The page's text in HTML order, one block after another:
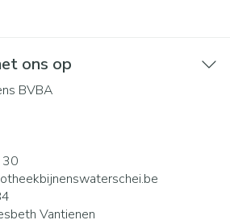
ons op
BVBA
Vantienen